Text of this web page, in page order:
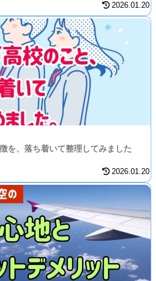
2026.01.20
を、落ち着いて整理してみました
2026.01.20